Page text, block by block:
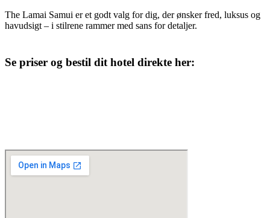
The Lamai Samui er et godt valg for dig, der ønsker fred, luksus og
havudsigt – i stilrene rammer med sans for detaljer.
Se priser og bestil dit hotel direkte her: